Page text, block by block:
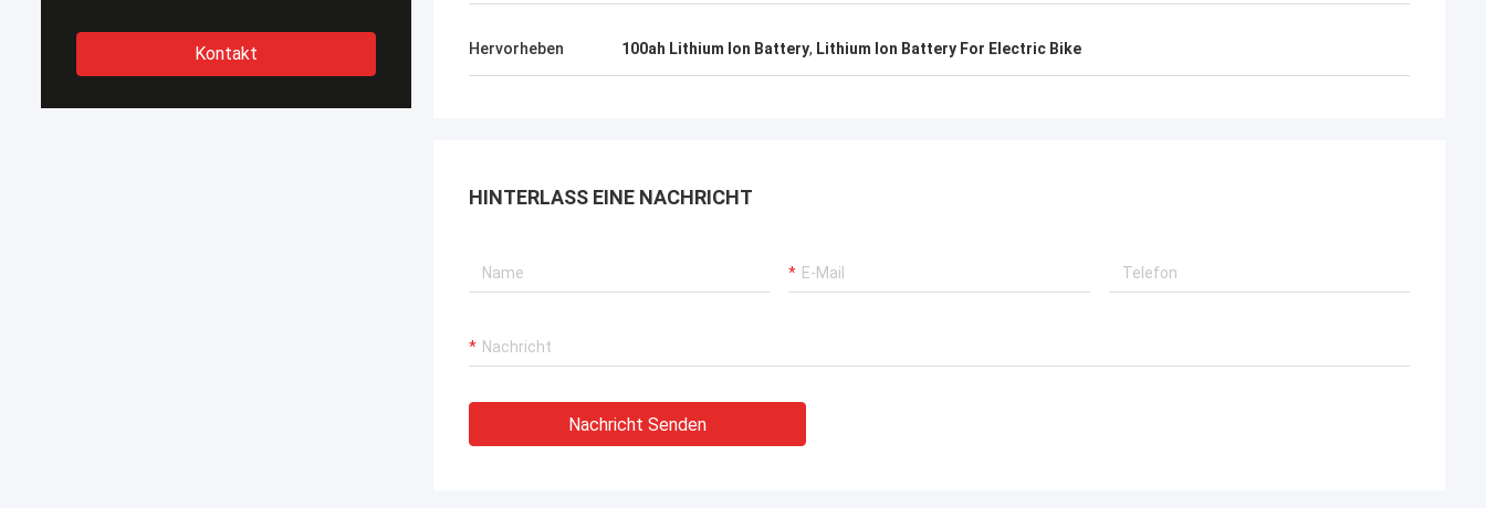
Kontakt Hervorheben 100ah Lithium Ion Battery, Lithium Ion Battery For Electric Bike
HINTERLASS EINE NACHRICHT
Nachricht Senden